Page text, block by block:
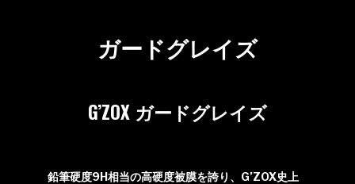
ガードグレイズ
G’ZOX ガードグレイズ
鉛筆硬度9H相当の高硬度被膜を誇り、G’ZOX史上